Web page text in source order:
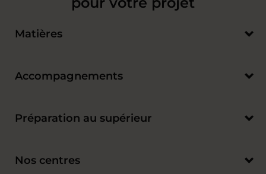
Matières
Accompagnements
Préparation au supérieur
Nos centres